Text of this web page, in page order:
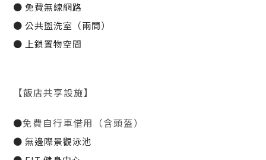
● 免費無線網路
● 公共盥洗室（兩間）
● 上鎖置物空間
【飯店共享設施】
●免費自行車借用（含頭盔）
● 無邊際景觀泳池